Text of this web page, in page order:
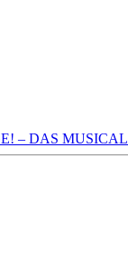
– DAS MUSICAL